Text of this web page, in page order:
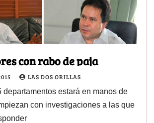
con rabo de paja
LAS DOS ORILLAS
departamentos estará en manos de
con investigaciones a las que